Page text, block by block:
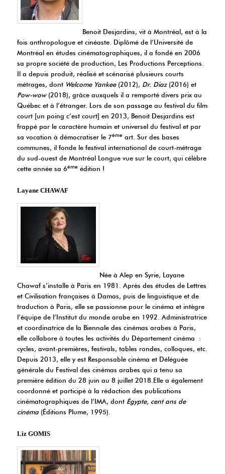
Benoit Desjardins, vit à Montréal, est à la
fois anthropologue et cinéaste. Diplômé de l’Université de
Montréal en études cinématographiques, il a fondé en 2006
sa propre société de production, Les Productions Perceptions.
Il a depuis produit, réalisé et scénarisé plusieurs courts
métrages, dont Welcome Yankee(2012), Dr. Diaz(2016) et
Pow-wow(2018), grâce auxquels il a remporté divers prix au
Québec et à l’étranger. Lors de son passage au festival du film
court [un poing c’est court] en 2013, Benoit Desjardins est
frappé par le caractère humain et universel du festival et par
sa vocation à démocratiser le 7ème art. Sur des bases
communes, il fonde le festival international de court-métrage
du sud-ouest de Montréal Longue vue sur le court, qui célèbre
cette année sa 6ème édition !
Layane CHAWAF
Née à Alep en Syrie, Layane
Chawaf s’installe à Paris en 1981. Après des études de Lettres
et Civilisation françaises à Damas, puis de linguistique et de
traduction à Paris, elle se passionne pour le cinéma et intègre
l’équipe de l’Institut du monde arabe en 1992. Administratrice
et coordinatrice de la Biennale des cinémas arabes à Paris,
elle collabore à toutes les activités du Département cinéma :
cycles, avant-premières, festivals, tables rondes, colloques, etc.
Depuis 2013, elle y est Responsable cinéma et Déléguée
générale du Festival des cinémas arabes qui a tenu sa
première édition du 28 juin au 8 juillet 2018.Elle a également
coordonné et participé à la rédaction des publications
cinématographiques de l’IMA, dont Égypte, cent ans de
cinéma (Éditions Plume, 1995).
Liz GOMIS